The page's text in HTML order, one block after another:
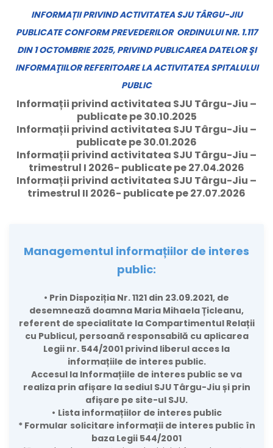
INFORMAȚII PRIVIND ACTIVITATEA SJU TÂRGU-JIU
PUBLICATE CONFORM PREVEDERILOR ORDINULUI NR. 1.117
DIN 1 OCTOMBRIE 2025, PRIVIND PUBLICAREA DATELOR ŞI
INFORMAŢIILOR REFERITOARE LA ACTIVITATEA SPITALULUI
PUBLIC
Informații privind activitatea SJU Târgu-Jiu –
publicate pe 30.10.2025
Informații privind activitatea SJU Târgu-Jiu –
publicate pe 30.01.2026
Informații privind activitatea SJU Târgu-Jiu –
trimestrul I 2026- publicate pe 27.04.2026
Informații privind activitatea SJU Târgu-Jiu –
trimestrul II 2026- publicate pe 27.07.2026
Managementul informațiilor de interes
public:
• Prin Dispoziția Nr. 1121 din 23.09.2021, de
desemnează doamna Maria Mihaela Țicleanu,
referent de specialitate la Compartimentul Relații
cu Publicul, persoană responsabilă cu aplicarea
Legii nr. 544/2001 privind liberul acces la
informațiile de interes public.
Accesul la Informațiile de interes public se va
realiza prin afișare la sediul SJU Târgu-Jiu și prin
afișare pe site-ul SJU.
• Lista informațiilor de interes public
* Formular solicitare informații de interes public în
baza Legii 544/2001